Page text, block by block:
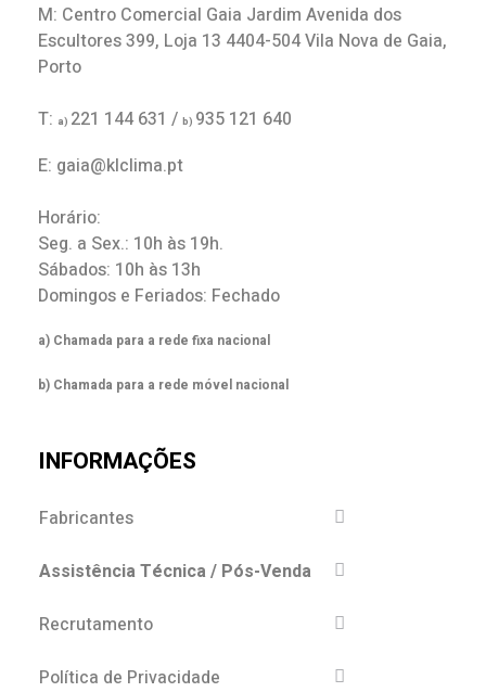
M: Centro Comercial Gaia Jardim Avenida dos
Escultores 399, Loja 13 4404-504 Vila Nova de Gaia,
Porto
T: a) 221 144 631 / b) 935 121 640
E: gaia@klclima.pt
Horário:
Seg. a Sex.: 10h às 19h.
Sábados: 10h às 13h
Domingos e Feriados: Fechado
a) Chamada para a rede fixa nacional
b) Chamada para a rede móvel nacional
INFORMAÇÕES
Fabricantes
Assistência Técnica / Pós-Venda
Recrutamento
Política de Privacidade